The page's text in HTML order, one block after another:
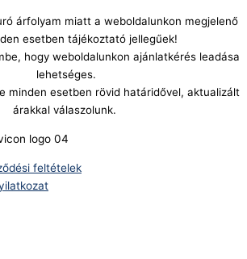
árfolyam miatt a weboldalunkon megjelenő
esetben tájékoztató jellegűek!
hogy weboldalunkon ajánlatkérés leadása
lehetséges.
minden esetben rövid határidővel, aktualizált
árakkal válaszolunk.
feltételek